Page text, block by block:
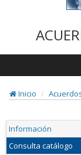
Inicio
Información
Consulta catálogo